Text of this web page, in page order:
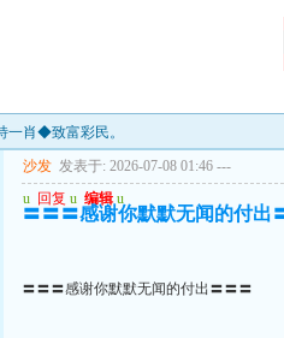
一肖◆致富彩民。
沙发 发表于: 2026-07-08 01:46 ---
u 回复 u 编辑 u
〓〓〓感谢你默默无闻的付出
〓〓〓感谢你默默无闻的付出〓〓〓